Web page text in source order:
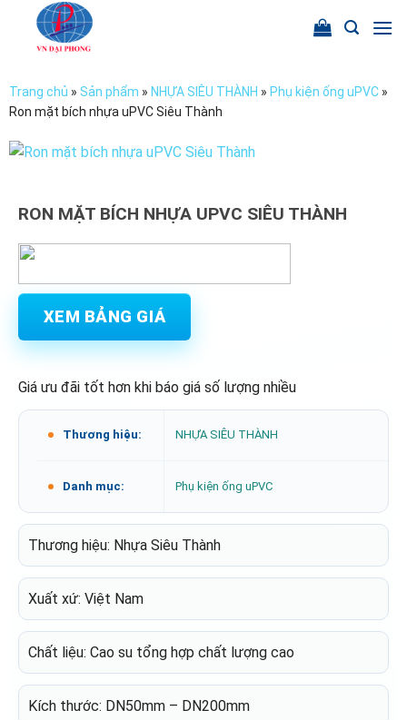
Chuyển
Trang chủ » Sản phẩm » NHỰA SIÊU THÀNH » Phụ kiện ống uPVC»
Ron mặt bích nhựa uPVC Siêu Thành
RON MẶT BÍCH NHỰA UPVC SIÊU THÀNH
XEM BẢNG GIÁ
Giá ưu đãi tốt hơn khi báo giá số lượng nhiều
Thương hiệu: NHỰA SIÊU THÀNH
Danh mục: Phụ kiện ống uPVC
Thương hiệu: Nhựa Siêu Thành
Xuất xứ: Việt Nam
Chất liệu: Cao su tổng hợp chất lượng cao
Kích thước: DN50mm – DN200mm